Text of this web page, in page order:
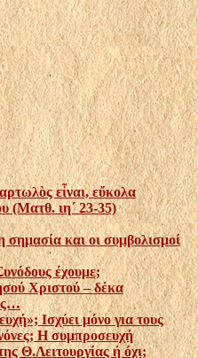
εἶναι, εὔκολα
(Ματθ. ιη΄ 23-35)
και οι συμβολισμοί
έχουμε;
Χριστού – δέκα
Ισχύει μόνο για τους
Η συμπροσευχή
Θ.Λειτουργίας ή όχι;